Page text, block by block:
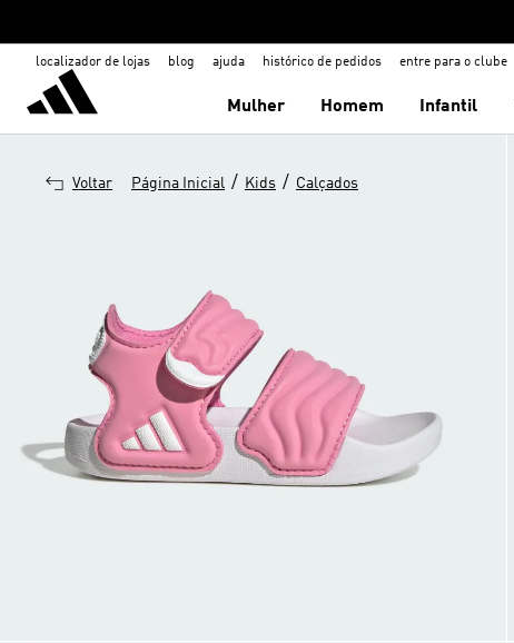
localizador de lojas blog ajuda histórico de pedidos entre para o clube
Mulher Homem Infantil
Voltar Página Inicial / Kids / Calçados